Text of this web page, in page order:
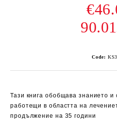
Code:
Тази книга обобщава знанието
работещи в областта на
продължение на 35 години